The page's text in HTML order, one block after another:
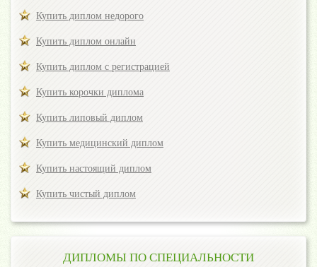
Купить диплом недорого
Купить диплом онлайн
Купить диплом с регистрацией
Купить корочки диплома
Купить липовый диплом
Купить медицинский диплом
Купить настоящий диплом
Купить чистый диплом
ДИПЛОМЫ ПО СПЕЦИАЛЬНОСТИ